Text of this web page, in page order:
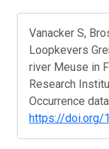
Vanacker S,
Loopkevers
river Meuse in
Research
Occurrence
https://doi.org/